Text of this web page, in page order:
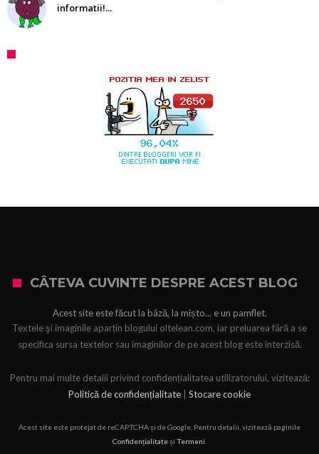
informatii!...
CÂTEVA CUVINTE DESPRE ACEST BLOG
Acest site este făcut la bâză, la mișto... e un pamflet.
Textele şi imaginile aparțin blogului oltelean.com, iar preluarea fără a se
specifica sursa textelor sau imaginilor de pe acest blog este interzisă.
Pentru mai multe detalii privind confidențialitatea utilizatorului, vizitează:
Politică de confidențialitate
Stocare cookie
Acest site este protejat de reCAPTCHA și de Google. Pentru detalii, vizitează paginile
Confidențialitateși Termeni